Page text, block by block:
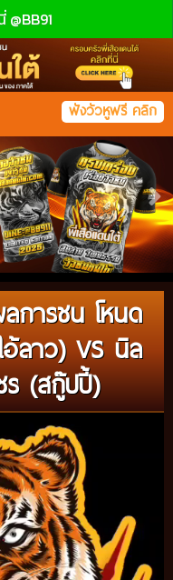
ฟังวัวหูฟรี คลิก
การชน โหนด
ลาว) VS นิล
ร (สกู๊ปปี้)